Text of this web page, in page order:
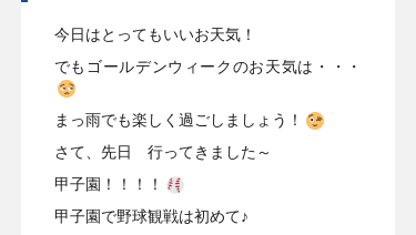
今日はとってもいいお天気！
でもゴールデンウィークのお天気は・・・
まっ雨でも楽しく過ごしましょう！
さて、先日 行ってきました～
甲子園！！！！
甲子園で野球観戦は初めて♪